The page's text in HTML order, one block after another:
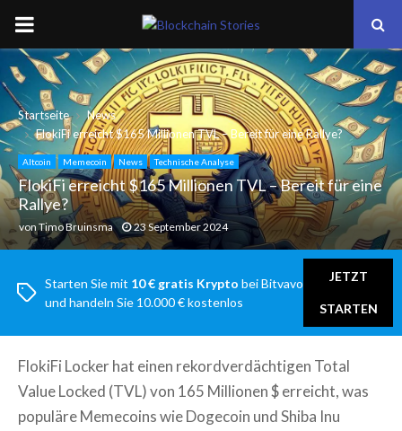
PRIMARY
MENU
Startseite
News
FlokiFi erreicht $165 Millionen TVL – Bereit für eine Rallye?
Altcoin Memecoin News Technische Analyse
FlokiFi erreicht $165 Millionen TVL – Bereit für eine
Rallye?
vonTimo Bruinsma 23 September 2024
Starten Sie mit 10 € gratis Krypto bei Bitvavo
und handeln Sie 10.000 € kostenlos
JETZT
STARTEN
FlokiFi Locker hat einen rekordverdächtigen Total
Value Locked (TVL) von 165 Millionen $ erreicht, was
populäre Memecoins wie Dogecoin und Shiba Inu